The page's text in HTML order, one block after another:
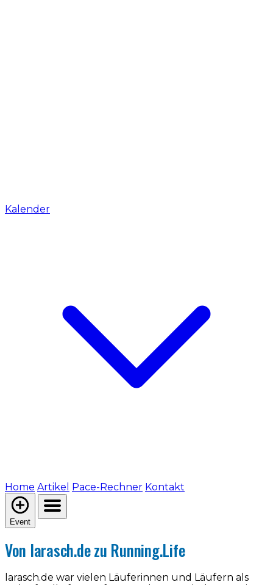
Kalender
Home Artikel Pace-Rechner Kontakt
Event
Von larasch.de zu Running.Life
larasch.de war vielen Läuferinnen und Läufern als